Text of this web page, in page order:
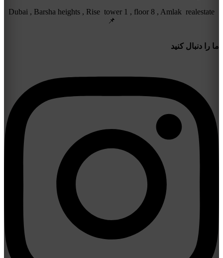
Dubai , Barsha heights , Rise tower 1 , floor 8 , Amlak realestate
📌
ما را دنبال کنید